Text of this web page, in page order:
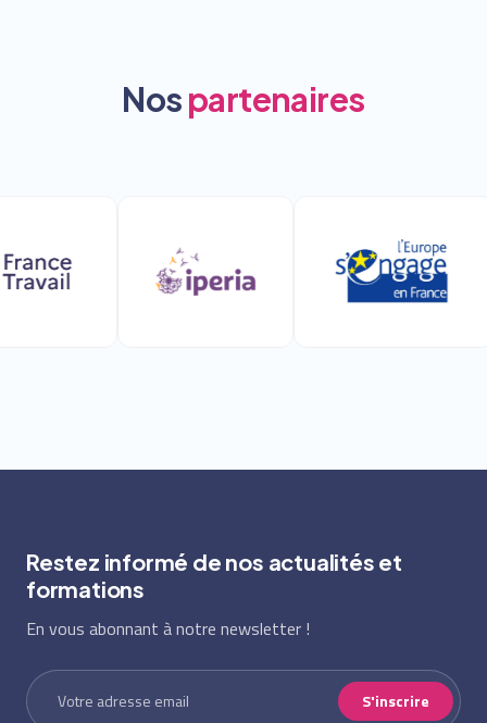
Nospartenaires
Restez informé de nos actualités et
formations
En vous abonnant à notre newsletter !
S'inscrire